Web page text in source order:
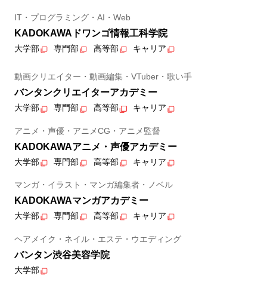
IT・プログラミング・AI・Web
KADOKAWAドワンゴ情報工科学院
大学部 専門部 高等部 キャリア
動画クリエイター・動画編集・VTuber・歌い手
バンタンクリエイターアカデミー
大学部 専門部 高等部 キャリア
アニメ・声優・アニメCG・アニメ監督
KADOKAWAアニメ・声優アカデミー
大学部 専門部 高等部 キャリア
マンガ・イラスト・マンガ編集者・ノベル
KADOKAWAマンガアカデミー
大学部 専門部 高等部 キャリア
ヘアメイク・ネイル・エステ・ウエディング
バンタン渋谷美容学院
大学部